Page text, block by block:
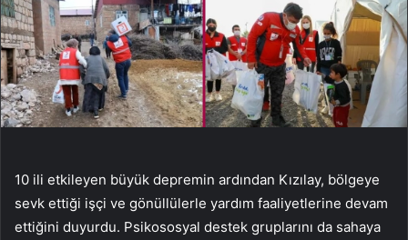
10 ili etkileyen büyük depremin ardından Kızılay, bölgeye
sevk ettiği işçi ve gönüllülerle yardım faaliyetlerine devam
ettiğini duyurdu. Psikososyal destek gruplarını da sahaya